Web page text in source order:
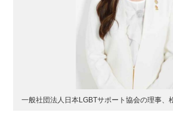
一般社団法人日本LGBTサポート協会の理事、